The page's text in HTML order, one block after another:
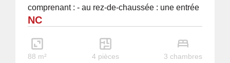
comprenant : - au rez-de-chaussée : une entrée
donnant sur la pièce de vie : salon-séjour-
NC
88 m² 4 pièces 3 chambres